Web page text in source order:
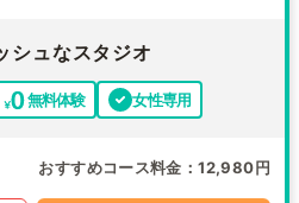
シュなスタジオ
無料体験 女性専用
おすすめコース料金 12,980円